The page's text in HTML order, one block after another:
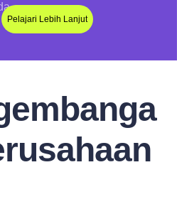
Pelajari Lebih Lanjut